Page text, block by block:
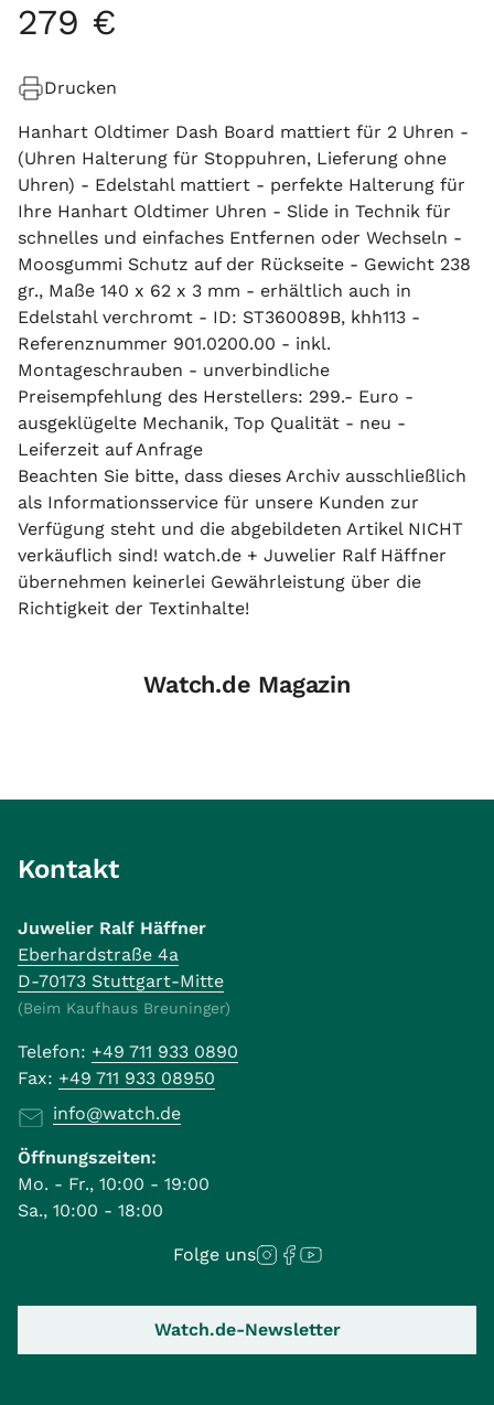
279 €
Drucken
Hanhart Oldtimer Dash Board mattiert für 2 Uhren -
(Uhren Halterung für Stoppuhren, Lieferung ohne
Uhren) - Edelstahl mattiert - perfekte Halterung für
Ihre Hanhart Oldtimer Uhren - Slide in Technik für
schnelles und einfaches Entfernen oder Wechseln -
Moosgummi Schutz auf der Rückseite - Gewicht 238
gr., Maße 140 x 62 x 3 mm - erhältlich auch in
Edelstahl verchromt - ID: ST360089B, khh113 -
Referenznummer 901.0200.00 - inkl.
Montageschrauben - unverbindliche
Preisempfehlung des Herstellers: 299.- Euro -
ausgeklügelte Mechanik, Top Qualität - neu -
Leiferzeit auf Anfrage
Beachten Sie bitte, dass dieses Archiv ausschließlich
als Informationsservice für unsere Kunden zur
Verfügung steht und die abgebildeten Artikel NICHT
verkäuflich sind! watch.de + Juwelier Ralf Häffner
übernehmen keinerlei Gewährleistung über die
Richtigkeit der Textinhalte!
Watch.de Magazin
Kontakt
Juwelier Ralf Häffner
Eberhardstraße 4a
D-70173 Stuttgart-Mitte
(Beim Kaufhaus Breuninger)
Telefon: +49 711 933 0890
Fax: +49 711 933 08950
info@watch.de
Öffnungszeiten:
Mo. - Fr., 10:00 - 19:00
Sa., 10:00 - 18:00
Folge uns
Watch.de-Newsletter